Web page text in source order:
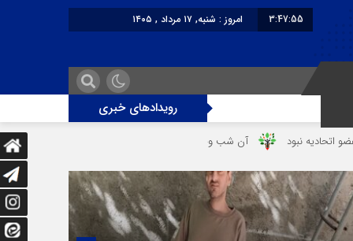
3:47:55
امروز : شنبه, ۱۷ مرداد , ۱۴۰۵
رویدادهای خبری
آن شب وحشتناک در خانه «عصمت» از دندانپزشک قاتل تا قاتل‌